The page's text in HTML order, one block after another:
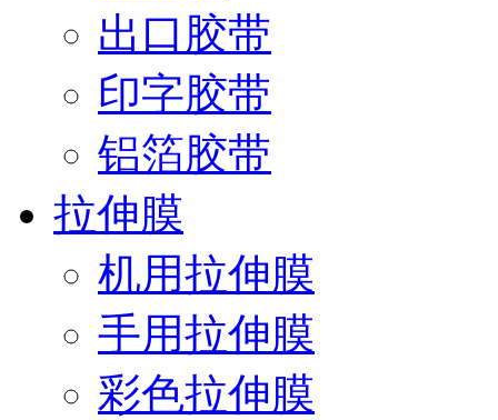
出口胶带
印字胶带
铝箔胶带
拉伸膜
机用拉伸膜
手用拉伸膜
彩色拉伸膜